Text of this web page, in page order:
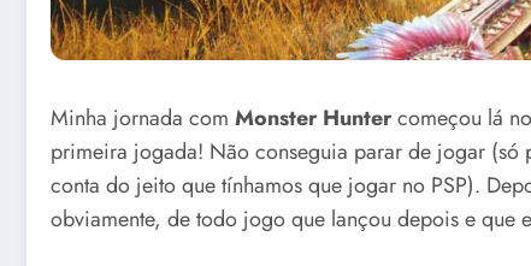
Minha jornada com Monster Huntercomeçou lá
primeira jogada! Não conseguia parar de jogar (só
conta do jeito que tínhamos que jogar no PSP).
obviamente, de todo jogo que lançou depois e que